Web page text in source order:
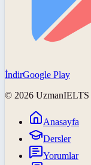
İndirGoogle Play
© 2026 UzmanIELTS
Anasayfa
Dersler
Yorumlar